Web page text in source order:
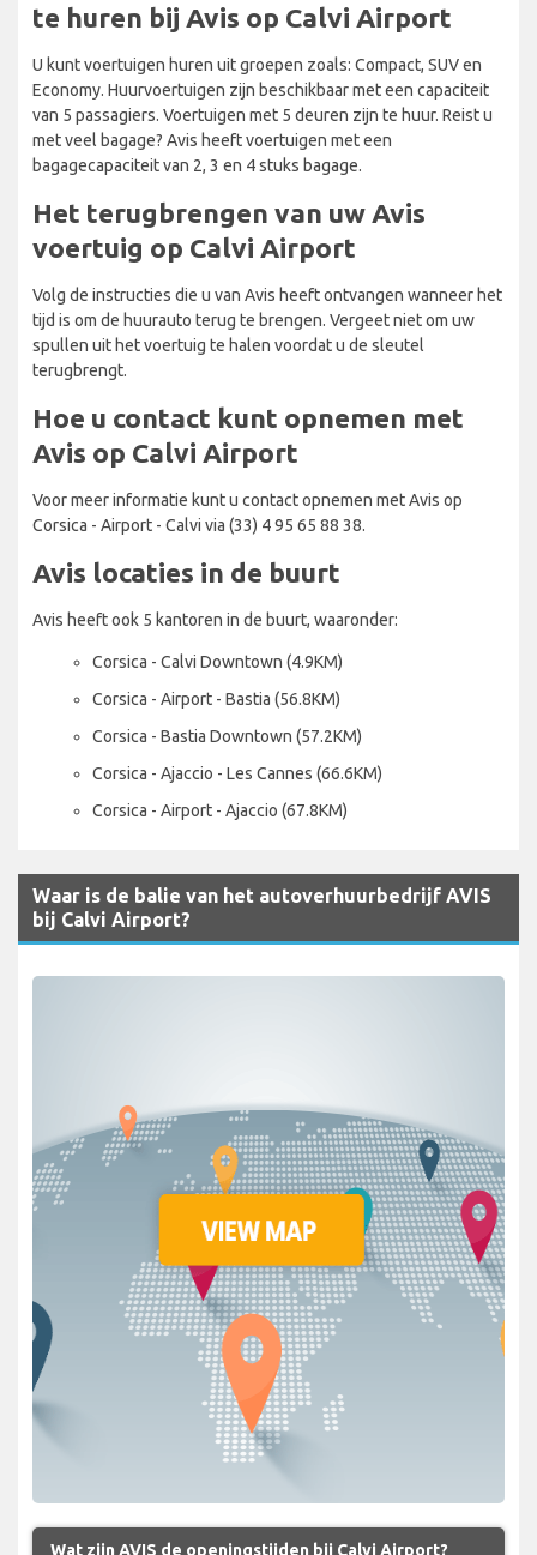
te huren bij Avis op Calvi Airport
U kunt voertuigen huren uit groepen zoals: Compact, SUV en
Economy. Huurvoertuigen zijn beschikbaar met een capaciteit
van 5 passagiers. Voertuigen met 5 deuren zijn te huur. Reist u
met veel bagage? Avis heeft voertuigen met een
bagagecapaciteit van 2, 3 en 4 stuks bagage.
Het terugbrengen van uw Avis
voertuig op Calvi Airport
Volg de instructies die u van Avis heeft ontvangen wanneer het
tijd is om de huurauto terug te brengen. Vergeet niet om uw
spullen uit het voertuig te halen voordat u de sleutel
terugbrengt.
Hoe u contact kunt opnemen met
Avis op Calvi Airport
Voor meer informatie kunt u contact opnemen met Avis op
Corsica - Airport - Calvi via (33) 4 95 65 88 38.
Avis locaties in de buurt
Avis heeft ook 5 kantoren in de buurt, waaronder:
Corsica - Calvi Downtown (4.9KM)
Corsica - Airport - Bastia (56.8KM)
Corsica - Bastia Downtown (57.2KM)
Corsica - Ajaccio - Les Cannes (66.6KM)
Corsica - Airport - Ajaccio (67.8KM)
Waar is de balie van het autoverhuurbedrijf AVIS
bij Calvi Airport?
Wat zijn AVIS de openingstijden bij Calvi Airport?